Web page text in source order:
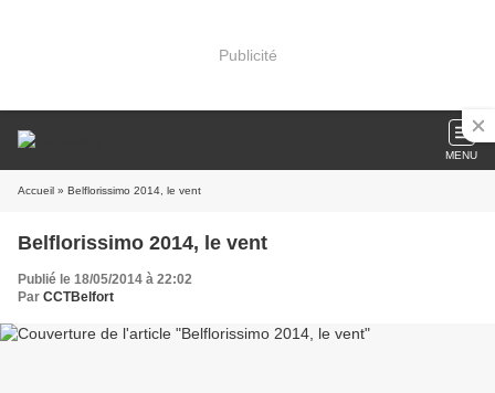
Publicité
MENU
Accueil » Belflorissimo 2014, le vent
Belflorissimo 2014, le vent
Publié le 18/05/2014 à 22:02
Par CCTBelfort